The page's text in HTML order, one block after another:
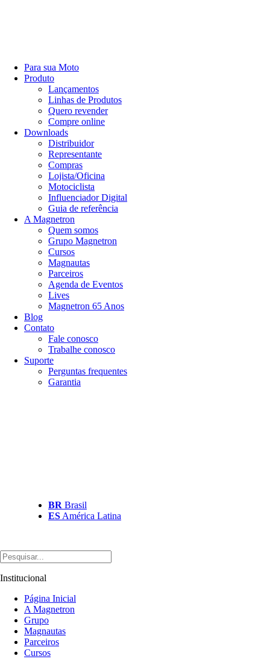
Para sua Moto
Produto
Lançamentos
Linhas de Produtos
Quero revender
Compre online
Downloads
Distribuidor
Representante
Compras
Lojista/Oficina
Motociclista
Influenciador Digital
Guia de referência
A Magnetron
Quem somos
Grupo Magnetron
Cursos
Magnautas
Parceiros
Agenda de Eventos
Lives
Magnetron 65 Anos
Blog
Contato
Fale conosco
Trabalhe conosco
Suporte
Perguntas frequentes
Garantia
BR Brasil
ES América Latina
Institucional
Página Inicial
A Magnetron
Grupo
Magnautas
Parceiros
Cursos